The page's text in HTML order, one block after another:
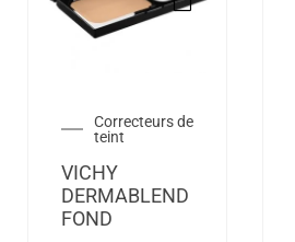
Correcteurs de
teint
VICHY
DERMABLEND
FOND